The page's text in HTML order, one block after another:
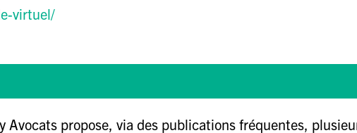
virtuel/
Avocats propose, via des publications fréquentes,